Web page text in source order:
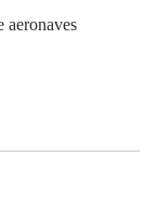
aeronaves